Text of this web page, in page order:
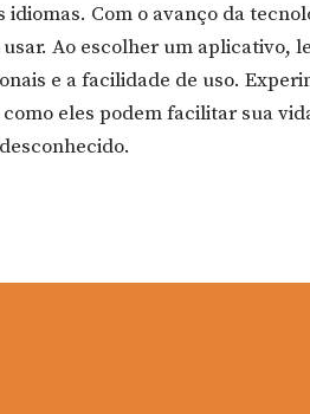
Com o avanço da
Ao escolher um aplicativo,
e a facilidade de uso.
eles podem facilitar sua